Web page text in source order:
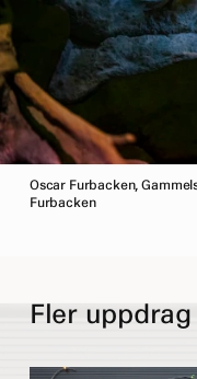
Oscar Furbacken,
Furbacken
Fler uppdrag